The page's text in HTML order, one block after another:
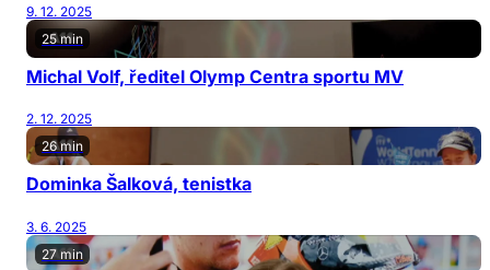
9. 12. 2025
25 min
Michal Volf, ředitel Olymp Centra sportu MV
2. 12. 2025
26 min
Dominka Šalková, tenistka
3. 6. 2025
27 min